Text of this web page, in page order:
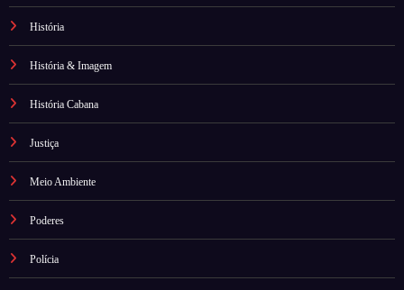
História
História & Imagem
História Cabana
Justiça
Meio Ambiente
Poderes
Polícia